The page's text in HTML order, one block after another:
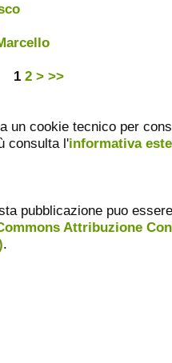
1 2 > >>
un cookie tecnico per
consulta l'informativa
pubblicazione puo
Attribuzione
.